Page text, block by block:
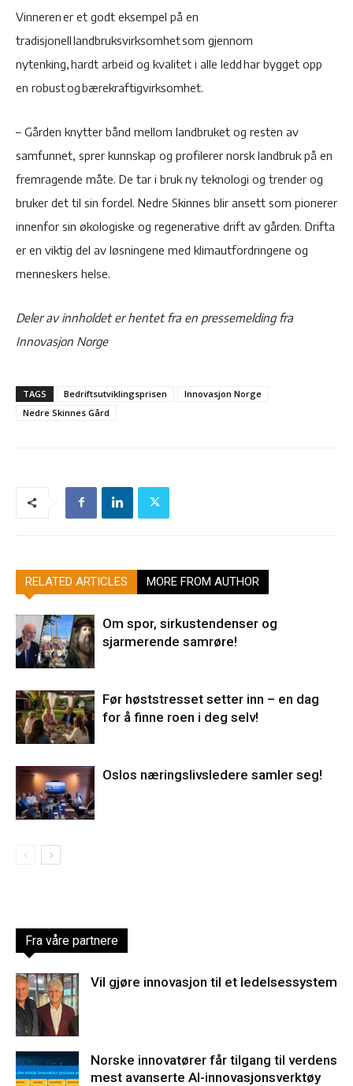
Vinneren er et godt eksempel på en
tradisjonell landbruksvirksomhet som gjennom
nytenking, hardt arbeid og kvalitet i alle ledd har bygget opp
en robust og bærekraftigvirksomhet.
– Gården knytter bånd mellom landbruket og resten av
samfunnet, sprer kunnskap og profilerer norsk landbruk på en
fremragende måte. De tar i bruk ny teknologi og trender og
bruker det til sin fordel. Nedre Skinnes blir ansett som pionerer
innenfor sin økologiske og regenerative drift av gården. Drifta
er en viktig del av løsningene med klimautfordringene og
menneskers helse.
Deler av innholdet er hentet fra en pressemelding fra
Innovasjon Norge
TAGS Bedriftsutviklingsprisen
Innovasjon Norge
Nedre Skinnes Gård
RELATED ARTICLES MORE FROM AUTHOR
Om spor, sirkustendenser og
sjarmerende samrøre!
Før høststresset setter inn – en dag
for å finne roen i deg selv!
Oslos næringslivsledere samler seg!
Fra våre partnere
Vil gjøre innovasjon til et ledelsessystem
Norske innovatører får tilgang til verdens
mest avanserte AI-innovasjonsverktøy